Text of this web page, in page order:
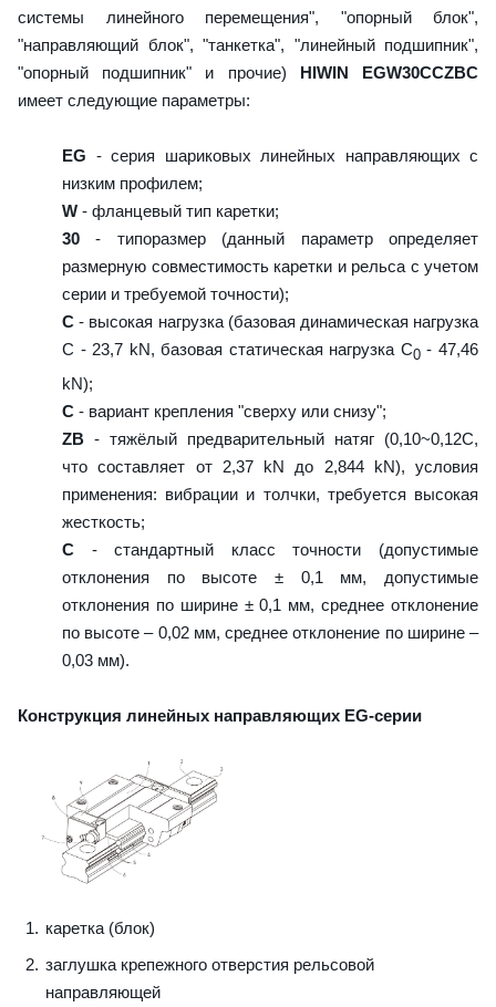
системы линейного перемещения", "опорный блок",
"направляющий блок", "танкетка", "линейный подшипник",
"опорный подшипник" и прочие) HIWIN EGW30CCZBC
имеет следующие параметры:
EG - серия шариковых линейных направляющих с
низким профилем;
W - фланцевый тип каретки;
30 - типоразмер (данный параметр определяет
размерную совместимость каретки и рельса с учетом
серии и требуемой точности);
C - высокая нагрузка (базовая динамическая нагрузка
C - 23,7 kN, базовая статическая нагрузка С0- 47,46
kN);
C - вариант крепления "сверху или снизу";
ZB - тяжёлый предварительный натяг (0,10~0,12C,
что составляет от 2,37 kN до 2,844 kN), условия
применения: вибрации и толчки, требуется высокая
жесткость;
C - стандартный класс точности (допустимые
отклонения по высоте ± 0,1 мм, допустимые
отклонения по ширине ± 0,1 мм, среднее отклонение
по высоте – 0,02 мм, среднее отклонение по ширине –
0,03 мм).
Конструкция линейных направляющих EG-серии
каретка (блок)
заглушка крепежного отверстия рельсовой
направляющей